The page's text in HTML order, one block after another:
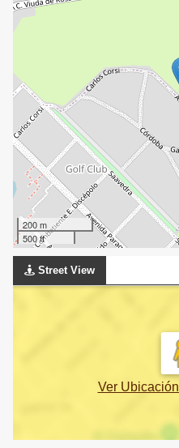
200 m
500 ft
Street View
Ver Ubicación